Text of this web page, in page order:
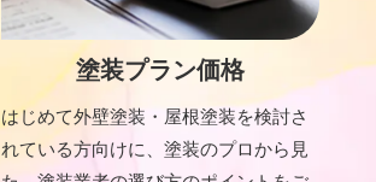
塗装プラン価格
はじめて外壁塗装・屋根塗装を検討さ
れている方向けに、塗装のプロから見